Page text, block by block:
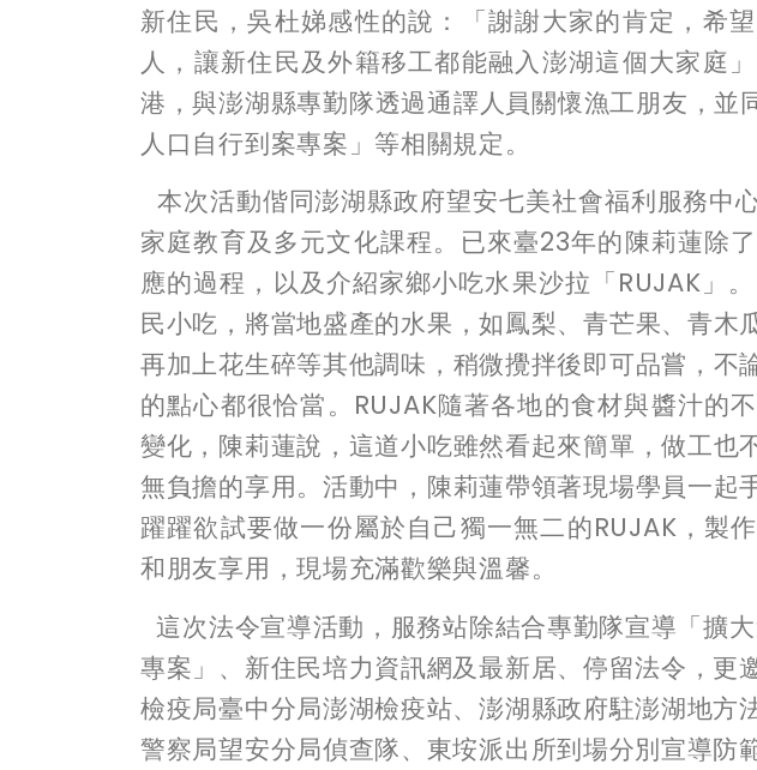
新住民，吳杜娣感性的說：「謝謝大家的肯定，希
人，讓新住民及外籍移工都能融入澎湖這個大家庭
港，與澎湖縣專勤隊透過通譯人員關懷漁工朋友，並
人口自行到案專案」等相關規定。
本次活動偕同澎湖縣政府望安七美社會福利服務中
家庭教育及多元文化課程。已來臺23年的陳莉蓮除
應的過程，以及介紹家鄉小吃水果沙拉「RUJAK 」
民小吃，將當地盛產的水果，如鳳梨、青芒果、青木
再加上花生碎等其他調味，稍微攪拌後即可品嘗，不
的點心都很恰當。 RUJAK隨著各地的食材與醬汁的
變化，陳莉蓮說，這道小吃雖然看起來簡單，做工也
無負擔的享用。活動中，陳莉蓮帶領著現場學員一起
躍躍欲試要做一份屬於自己獨一無二的RUJAK ，製
和朋友享用，現場充滿歡樂與溫馨。
這次法令宣導活動，服務站除結合專勤隊宣導「擴
專案」、新住民培力資訊網及最新居、停留法令，更
檢疫局臺中分局澎湖檢疫站、澎湖縣政府駐澎湖地方
警察局望安分局偵查隊、東垵派出所到場分別宣導防